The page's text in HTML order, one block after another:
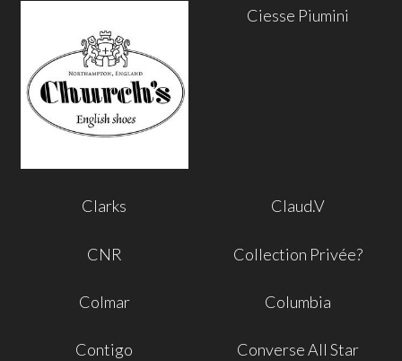
Ciesse Piumini
Clarks Claud.V
CNR Collection Privée?
Colmar Columbia
Contigo Converse All Star